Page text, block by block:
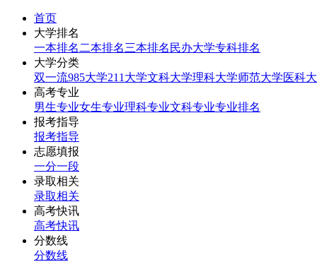
首页
大学排名
一本排名 二本排名三本排名 民办大学专科排名
大学分类
双一流985大学211大学文科大学理科大学师范大学医科
高考专业
男生专业女生专业理科专业文科专业专业排名
报考指导
报考指导
志愿填报
一分一段
录取相关
录取相关
高考快讯
高考快讯
分数线
分数线